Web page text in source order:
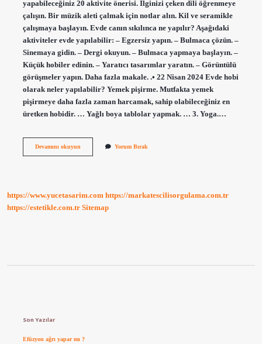
yapabileceğiniz 20 aktivite önerisi. İlginizi çeken dili öğrenmeye
çalışın. Bir müzik aleti çalmak için notlar alın. Kil ve seramikle
çalışmaya başlayın. Evde canın sıkılınca ne yapılır? Aşağıdaki
aktiviteler evde yapılabilir: – Egzersiz yapın. – Bulmaca çözün. –
Sinemaya gidin. – Dergi okuyun. – Bulmaca yapmaya başlayın. –
Küçük hobiler edinin. – Yaratıcı tasarımlar yaratın. – Görüntülü
görüşmeler yapın. Daha fazla makale. .• 22 Nisan 2024 Evde hobi
olarak neler yapılabilir? Yemek pişirme. Mutfakta yemek
pişirmeye daha fazla zaman harcamak, sahip olabileceğiniz en
üretken hobidir. … Yağlı boya tablolar yapmak. … 3. Yoga.…
Devamını okuyunEvde
Yorum Bırak
https://www.yucetasarim.com https://markatescilisorgulama.com.tr
https://estetikle.com.tr Sitemap
Son Yazılar
Efüzyon ağrı yapar mı ?